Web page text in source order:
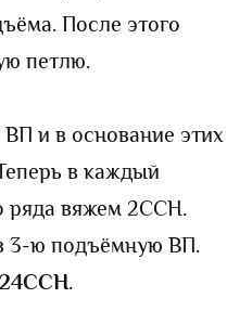
После этого
петлю.
и в основание этих
в каждый
ряда вяжем 2ССН.
3-ю подъёмную ВП.
24ССН.